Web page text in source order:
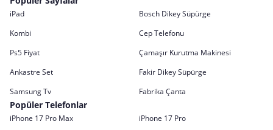
iPad
Bosch Dikey Süpürge
Kombi
Cep Telefonu
Ps5 Fiyat
Çamaşır Kurutma Makinesi
Ankastre Set
Fakir Dikey Süpürge
Samsung Tv
Fabrika Çanta
Popüler Telefonlar
iPhone 17 Pro Max
iPhone 17 Pro